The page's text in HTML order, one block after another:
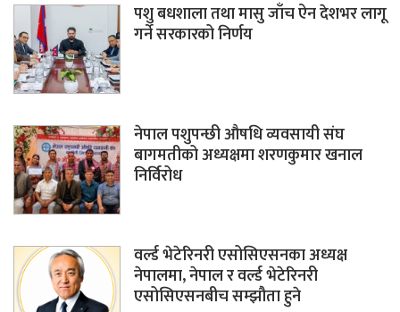
पशु बधशाला तथा मासु जाँच ऐन देशभर लागू
गर्ने सरकारको निर्णय
नेपाल पशुपन्छी औषधि व्यवसायी संघ
बागमतीको अध्यक्षमा शरणकुमार खनाल
निर्विरोध
वर्ल्ड भेटेरिनरी एसोसिएसनका अध्यक्ष
नेपालमा, नेपाल र वर्ल्ड भेटेरिनरी
एसोसिएसनबीच सम्झौता हुने